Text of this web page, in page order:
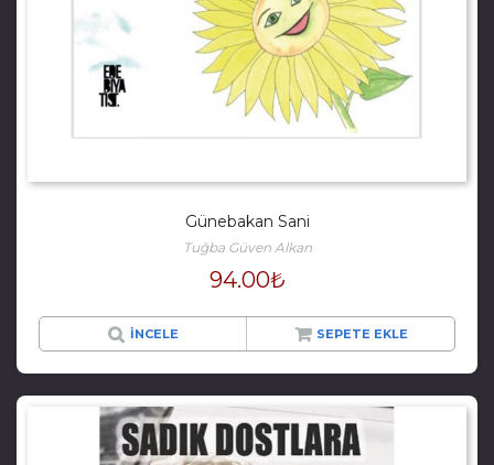
Günebakan Sani
Tuğba Güven Alkan
94.00₺
İNCELE SEPETE EKLE